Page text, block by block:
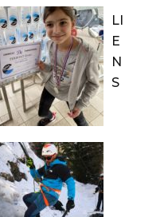
LI
E
N
S